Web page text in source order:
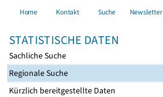
Home Kontakt Suche Newsletter
STATISTISCHE DATEN
Sachliche Suche
Regionale Suche
Kürzlich bereitgestellte Daten